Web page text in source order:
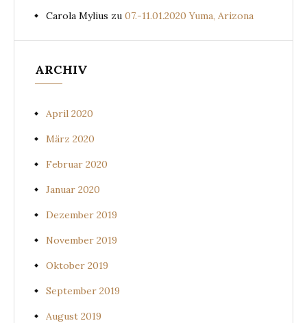
Carola Mylius zu 07.-11.01.2020 Yuma, Arizona
ARCHIV
April 2020
März 2020
Februar 2020
Januar 2020
Dezember 2019
November 2019
Oktober 2019
September 2019
August 2019